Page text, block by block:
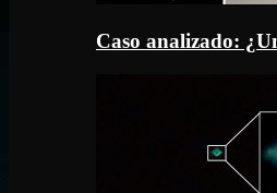
Caso analizado: